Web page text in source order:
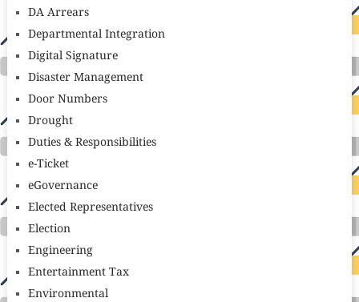
DA Arrears
Departmental Integration
Digital Signature
Disaster Management
Door Numbers
Drought
Duties & Responsibilities
e-Ticket
eGovernance
Elected Representatives
Election
Engineering
Entertainment Tax
Environmental